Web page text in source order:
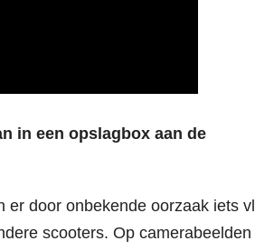
in een opslagbox aan de
er door onbekende oorzaak iets
scooters. Op camerabeelden